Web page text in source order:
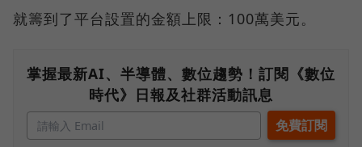
就籌到了平台設置的金額上限：100萬美元。
掌握最新AI、半導體、數位趨勢！訂閱《數位
時代》日報及社群活動訊息